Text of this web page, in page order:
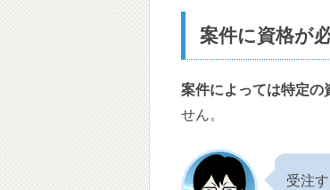
案件に資格が
案件によっては特定の
せん。
受注